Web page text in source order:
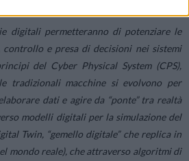
digitali permetteranno di potenziare le
controllo e presa di decisioni nei sistemi
del Cyber Physical System(CPS),
tradizionali macchine si evolvono per
dati e agire da “ponte” tra realtà
modelli digitali per la simulazione del
Twin, “gemello digitale” che replica in
mondo reale), che attraverso algoritmi di